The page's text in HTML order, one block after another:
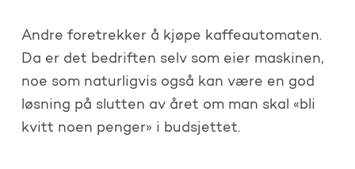
Andre foretrekker å kjøpe kaffeautomaten.
Da er det bedriften selv som eier maskinen,
noe som naturligvis også kan være en god
løsning på slutten av året om man skal «bli
kvitt noen penger» i budsjettet.